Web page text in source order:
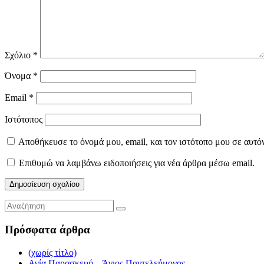
Σχόλιο *
Όνομα *
Email *
Ιστότοπος
Αποθήκευσε το όνομά μου, email, και τον ιστότοπο μου σε
Επιθυμώ να λαμβάνω ειδοποιήσεις για νέα άρθρα μέσω email.
Πρόσφατα άρθρα
(χωρίς τίτλο)